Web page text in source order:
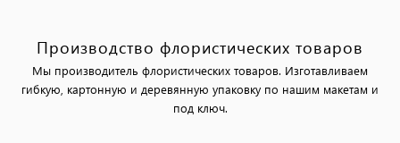
Производство флористических товаров
Мы производитель флористических товаров. Изготавливаем
гибкую, картонную и деревянную упаковку по нашим макетам и
под ключ.